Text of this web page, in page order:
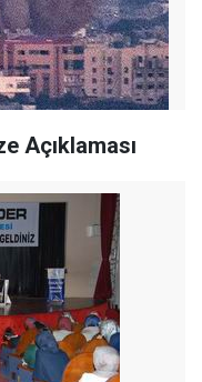
Açıklaması